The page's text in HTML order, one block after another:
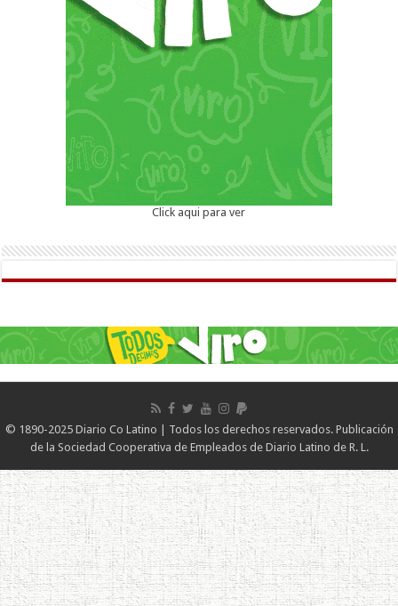
Click aqui para ver
© 1890-2025 Diario Co Latino | Todos los derechos reservados. Publicación
de la Sociedad Cooperativa de Empleados de Diario Latino de R. L.